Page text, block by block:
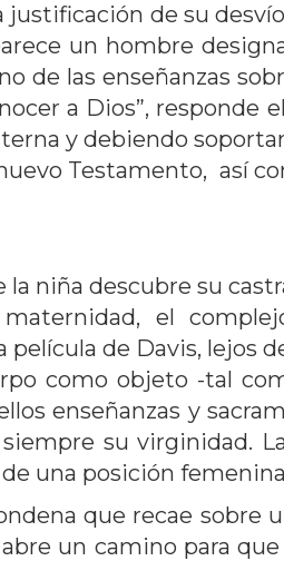
de su
un hombre
de las enseñanzas
a Dios”, responde
y debiendo
Testamento, así
niña descubre su
el
de Davis, lejos
como objeto -tal
enseñanzas y
su virginidad.
una posición
que recae sobre
un camino para